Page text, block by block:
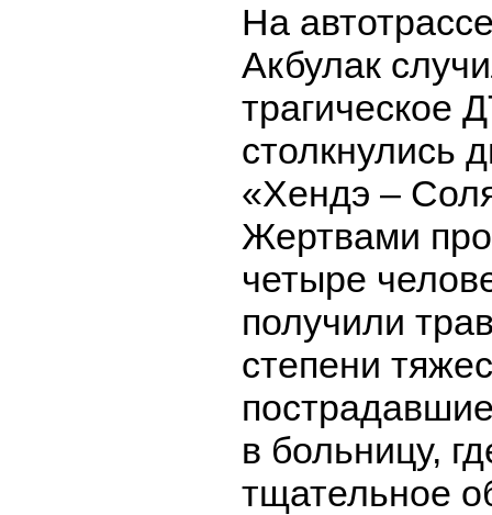
На
Акбулак
трагическое
столкнулись
«Хендэ –
Жертвами
четыре
получили
степени
в больницу,
тщательное